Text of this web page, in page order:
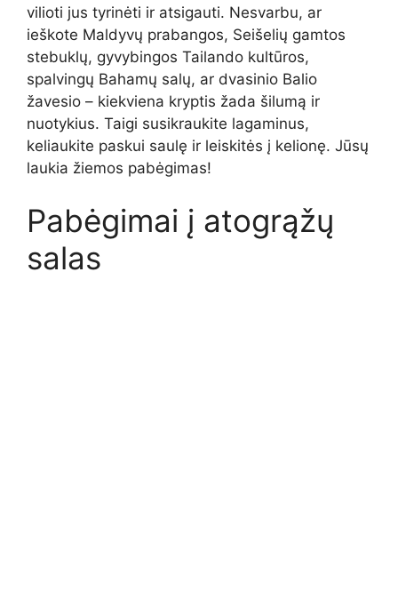
vilioti jus tyrinėti ir atsigauti. Nesvarbu, ar
ieškote Maldyvų prabangos, Seišelių gamtos
stebuklų, gyvybingos Tailando kultūros,
spalvingų Bahamų salų, ar dvasinio Balio
žavesio – kiekviena kryptis žada šilumą ir
nuotykius. Taigi susikraukite lagaminus,
keliaukite paskui saulę ir leiskitės į kelionę. Jūsų
laukia žiemos pabėgimas!
Pabėgimai į atogrąžų
salas